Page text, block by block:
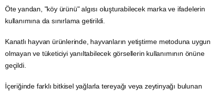
Öte yandan, "köy ürünü" algısı oluşturabilecek marka ve ifadelerin
kullanımına da sınırlama getirildi.
Kanatlı hayvan ürünlerinde, hayvanların yetiştirme metoduna uygun
olmayan ve tüketiciyi yanıltabilecek görsellerin kullanımının önüne
geçildi.
İçeriğinde farklı bitkisel yağlarla tereyağı veya zeytinyağı bulunan